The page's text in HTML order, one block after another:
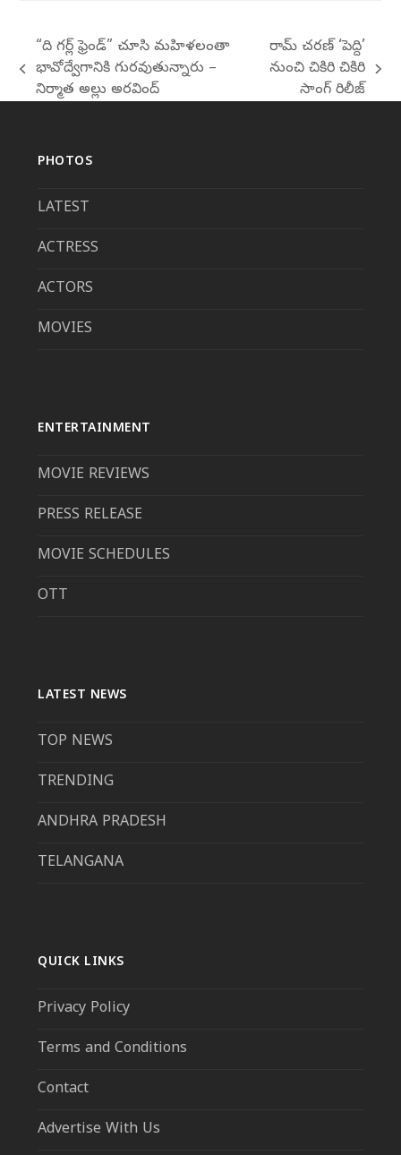
previous
post:
“ది గర్ల్ ఫ్రెండ్” చూసి మహిళలంతా
భావోద్వేగానికి గురవుతున్నారు –
నిర్మాత అల్లు అరవింద్
next
post:
రామ్ చరణ్ ‘పెద్ది’
నుంచి చికిరి చికిరి
సాంగ్ రిలీజ్
PHOTOS
LATEST
ACTRESS
ACTORS
MOVIES
ENTERTAINMENT
MOVIE REVIEWS
PRESS RELEASE
MOVIE SCHEDULES
OTT
LATEST NEWS
TOP NEWS
TRENDING
ANDHRA PRADESH
TELANGANA
QUICK LINKS
Privacy Policy
Terms and Conditions
Contact
Advertise With Us